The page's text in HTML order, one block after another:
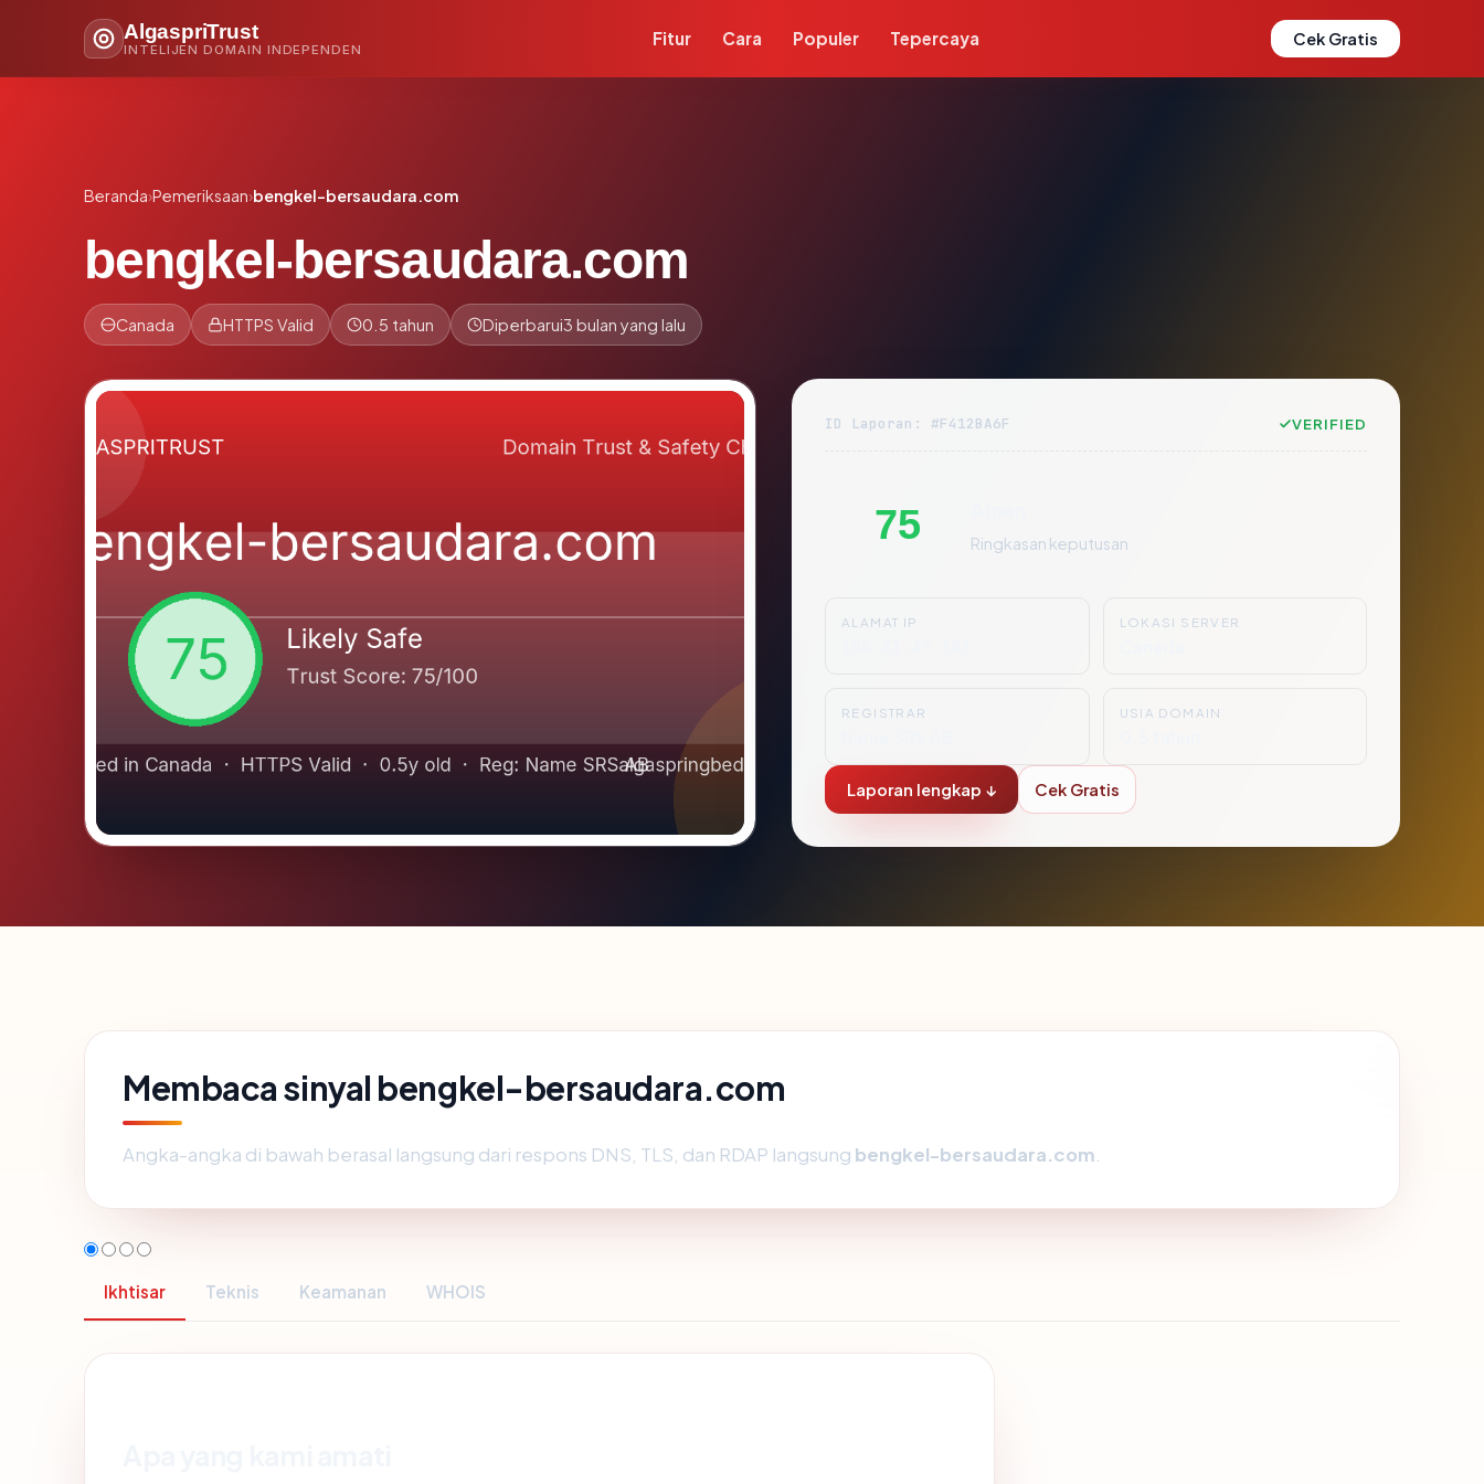
AlgaspriTrust
INTELIJEN DOMAIN INDEPENDEN
Fitur Cara Populer Tepercaya Cek Gratis
Beranda›Pemeriksaan›bengkel-bersaudara.com
bengkel-bersaudara.com
Canada HTTPS Valid 0.5 tahun Diperbarui3 bulan yang lalu
ID Laporan: #F412BA6F VERIFIED
75 Ringkasan keputusan
ALAMAT IP LOKASI SERVER
REGISTRAR USIA DOMAIN
Laporan lengkap ↓ Cek Gratis
Membaca sinyal bengkel-bersaudara.com
Angka-angka di bawah berasal langsung dari respons DNS, TLS, dan RDAP langsung bengkel-bersaudara.com
Ikhtisar Teknis Keamanan WHOIS